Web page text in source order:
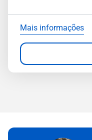
Mais informações